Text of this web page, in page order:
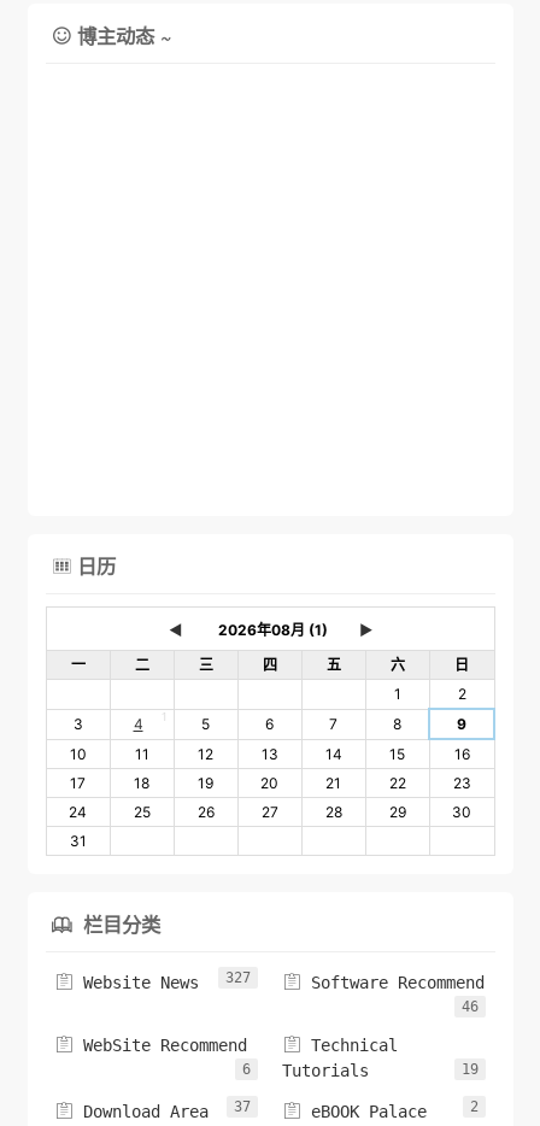
 博主动态 ~
 日历
◄
►
一
二 三 四 五 六
日
1
2
3
4 1 5 6 7 8
9
10
11 12 13 14 15
16
17
18 19 20 21 22
23
24
25 26 27 28 29
30
31
 栏目分类
 Website News 327  Software Recommend
46
 WebSite Recommend
6
 Technical
Tutorials
19
 Download Area 37  eBOOK Palace 2